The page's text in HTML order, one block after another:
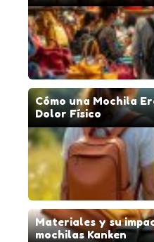
Cómo una Mochila
Dolor Físico
Materiales y su
mochilas Kanken